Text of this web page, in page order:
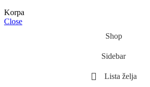
Korpa
Close
Shop
Sidebar
Lista želja